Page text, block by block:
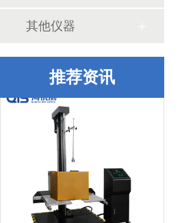
其他仪器
推荐资讯